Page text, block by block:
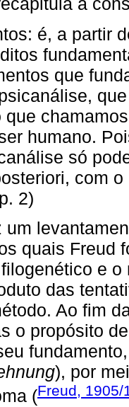
é, a partir
que
que
humano.
só
com
2)
um
quais Freud
e
das
Ao fim
o propósito
), por
(Freud, 1905/